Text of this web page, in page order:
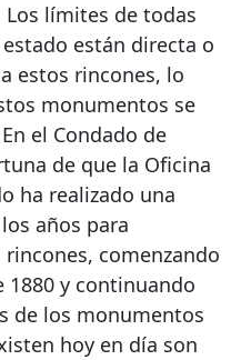
Los límites de todas
están directa o
estos rincones, lo
monumentos se
el Condado de
de que la Oficina
ha realizado una
años para
comenzando
1880 y continuando
de los monumentos
hoy en día son